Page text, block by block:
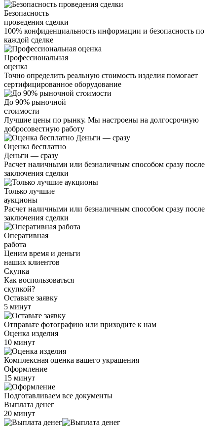
Безопасность
проведения сделки
100% конфиденциальность информации и безопасность по
каждой сделке
Профессиональная
оценка
Точно определить реальную стоимость изделия помогает
сертифицированное оборудование
До 90% рыночной
стоимости
Лучшие цены по рынку. Мы настроены на долгосрочную
добросовестную работу
Оценка бесплатно
Деньги — сразу
Расчет наличными или безналичным способом сразу после
заключения сделки
Только лучшие
аукционы
Расчет наличными или безналичным способом сразу после
заключения сделки
Оперативная
работа
Ценим время и деньги
наших клиентов
Скупка
Как воспользоваться
скупкой?
Оставьте заявку
5 минут
Отправьте фотографию или приходите к нам
Оценка изделия
10 минут
Комплексная оценка вашего украшения
Оформление
15 минут
Подготавливаем все документы
Выплата денег
20 минут